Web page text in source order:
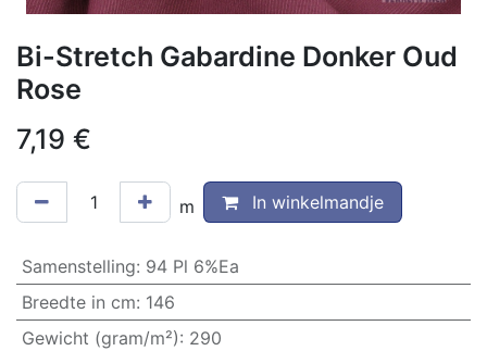
Bi-Stretch Gabardine Donker Oud
Rose
7,19 €
m In winkelmandje
Samenstelling: 94 Pl 6%Ea
Breedte in cm: 146
Gewicht (gram/m²): 290